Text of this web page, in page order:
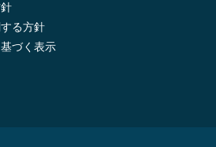
る方針
づく表示